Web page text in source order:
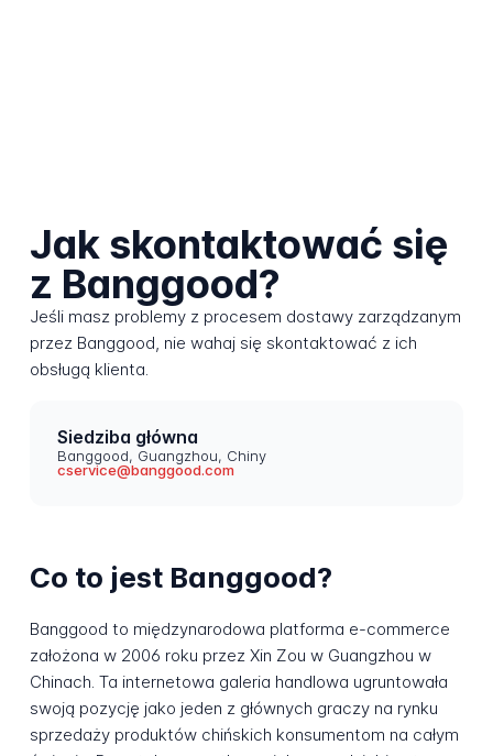
Jak skontaktować się
z Banggood?
Jeśli masz problemy z procesem dostawy zarządzanym
przez Banggood, nie wahaj się skontaktować z ich
obsługą klienta.
Siedziba główna
Banggood, Guangzhou, Chiny
cservice@banggood.com
Co to jest Banggood?
Banggood to międzynarodowa platforma e-commerce
założona w 2006 roku przez Xin Zou w Guangzhou w
Chinach. Ta internetowa galeria handlowa ugruntowała
swoją pozycję jako jeden z głównych graczy na rynku
sprzedaży produktów chińskich konsumentom na całym